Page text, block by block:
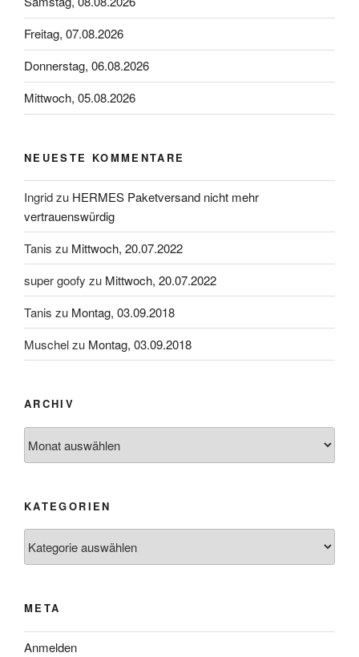
Freitag, 07.08.2026
Donnerstag, 06.08.2026
Mittwoch, 05.08.2026
NEUESTE KOMMENTARE
Ingridzu HERMES Paketversand nicht mehr
vertrauenswürdig
Tanis zu Mittwoch, 20.07.2022
super goofy zu Mittwoch, 20.07.2022
Tanis zu Montag, 03.09.2018
Muschelzu Montag, 03.09.2018
ARCHIV
KATEGORIEN
META
Anmelden